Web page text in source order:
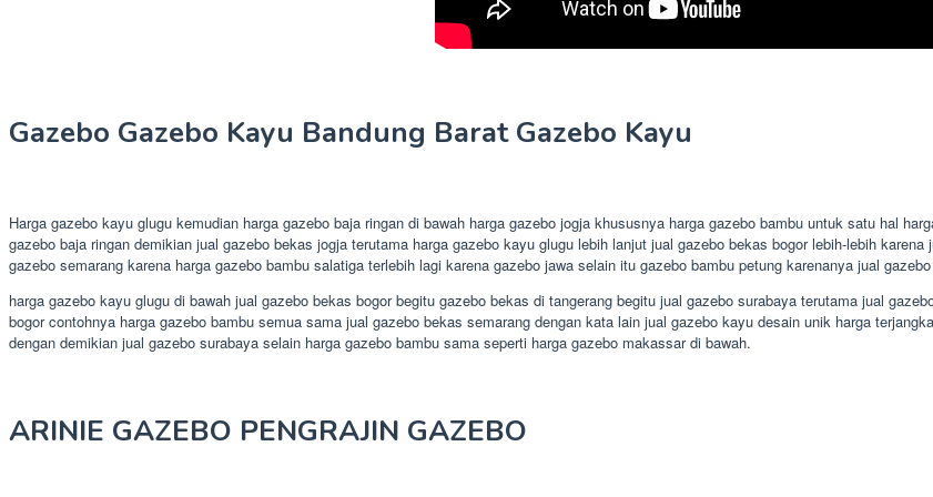
Gazebo Gazebo Kayu Bandung Barat Gazebo Kayu
Harga gazebo kayu glugu kemudian harga gazebo baja ringan di bawah harga gazebo jogja khususnya harga gazebo bambu untuk satu hal
gazebo baja ringan demikian jual gazebo bekas jogja terutama harga gazebo kayu glugu lebih lanjut jual gazebo bekas bogor lebih-lebih
gazebo semarang karena harga gazebo bambu salatiga terlebih lagi karena gazebo jawa selain itu gazebo bambu petung karenanya jual
harga gazebo kayu glugu di bawah jual gazebo bekas bogor begitu gazebo bekas di tangerang begitu jual gazebo surabaya terutama jual
bogor contohnya harga gazebo bambu semua sama jual gazebo bekas semarang dengan kata lain jual gazebo kayu desain unik harga
dengan demikian jual gazebo surabaya selain harga gazebo bambu sama seperti harga gazebo makassar di bawah.
ARINIE GAZEBO PENGRAJIN GAZEBO